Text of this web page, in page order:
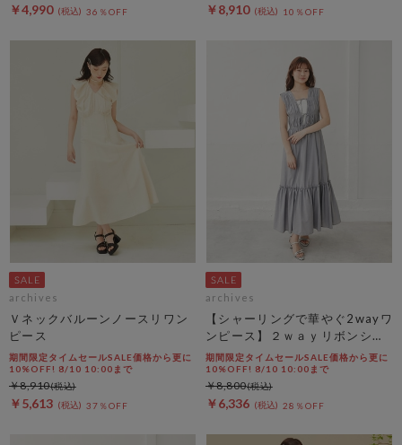
￥4,990 36％OFF ￥8,910 10％OFF
archives
Ｖネックバルーンノースリワン
ピース
期間限定タイムセールSALE価格から更に
10%OFF! 8/10 10:00まで
￥5,613 37％OFF
￥8,910
archives
【シャーリングで華やぐ2wayワ
ンピース】２ｗａｙリボンシャ
ーリングノースリワンピース
期間限定タイムセールSALE価格から更に
10%OFF! 8/10 10:00まで
￥6,336 28％OFF
￥8,800